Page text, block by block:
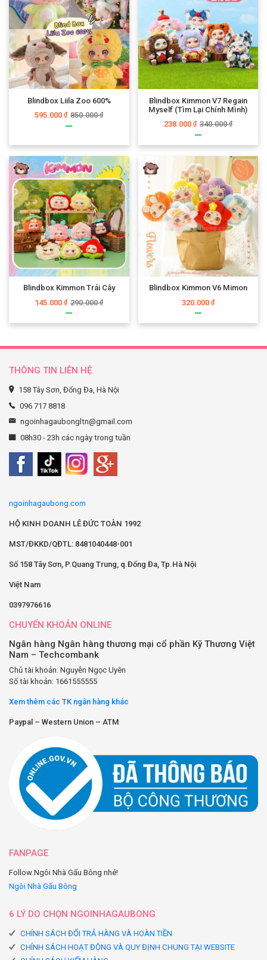
Blindbox Liila Zoo 600%
595.000₫ 850.000₫
Blindbox Kimmon V7 Regain
Myself (Tìm Lại Chính Mình)
238.000 ₫ 340.000₫
Blindbox Kimmon Trái Cây
145.000₫ 290.000₫
Blindbox Kimmon V6 Mimon
320.000 ₫
THÔNG TIN LIÊN HỆ
158 Tây Sơn, Đống Đa, Hà Nội
096 717 8818
ngoinhagaubongltn@gmail.com
08h30 - 23h các ngày trong tuần
ngoinhagaubong.com
HỘ KINH DOANH LÊ ĐỨC TOÀN 1992
MST/ĐKKD/QĐTL: 8481040448-001
Số 158 Tây Sơn, P.Quang Trung, q.Đống Đa, Tp.Hà Nội
Việt Nam
0397976616
CHUYỂN KHOẢN ONLINE
Ngân hàng Ngân hàng thương mại cổ phần Kỹ Thương Việt
Nam – Techcombank
Chủ tài khoản: Nguyễn Ngọc Uyên
Số tài khoản: 1661555555
Xem thêm các TK ngân hàng khác
Paypal – Western Union – ATM
FANPAGE
Follow Ngôi Nhà Gấu Bông nhé!
Ngôi Nhà Gấu Bông
6 LÝ DO CHỌN NGOINHAGAUBONG
CHÍNH SÁCH ĐỔI TRẢ HÀNG VÀ HOÀN TIỀN
CHÍNH SÁCH HOẠT ĐỘNG VÀ QUY ĐỊNH CHUNG TẠI WEBSITE